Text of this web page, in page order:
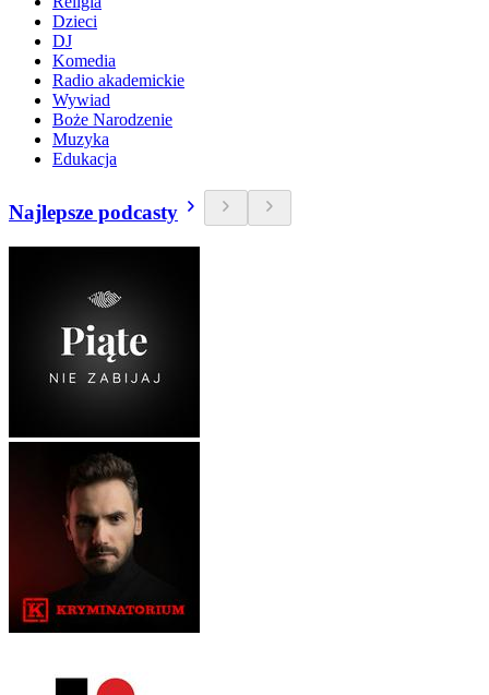
Dzieci
DJ
Komedia
Radio akademickie
Wywiad
Boże Narodzenie
Muzyka
Edukacja
Najlepsze podcasty